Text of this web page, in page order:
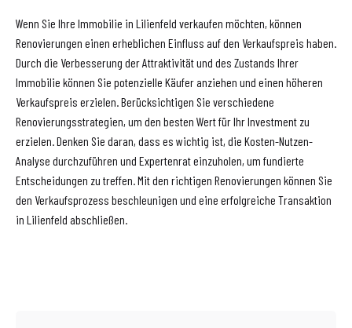
Wenn Sie Ihre Immobilie in Lilienfeld verkaufen möchten, können
Renovierungen einen erheblichen Einfluss auf den Verkaufspreis haben.
Durch die Verbesserung der Attraktivität und des Zustands Ihrer
Immobilie können Sie potenzielle Käufer anziehen und einen höheren
Verkaufspreis erzielen. Berücksichtigen Sie verschiedene
Renovierungsstrategien, um den besten Wert für Ihr Investment zu
erzielen. Denken Sie daran, dass es wichtig ist, die Kosten-Nutzen-
Analyse durchzuführen und Expertenrat einzuholen, um fundierte
Entscheidungen zu treffen. Mit den richtigen Renovierungen können Sie
den Verkaufsprozess beschleunigen und eine erfolgreiche Transaktion
in Lilienfeld abschließen.